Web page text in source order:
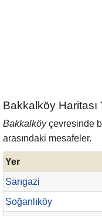
Bakkalköy Haritası
Bakkalköyçevresinde
arasındaki mesafeler.
Yer
Sarıgazi
Soğanlıköy